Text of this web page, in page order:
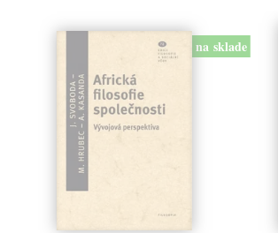
na sklade